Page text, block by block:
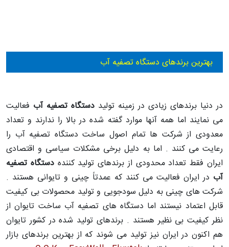
بهترین برندهای دستگاه تصفیه آب
در دنیا برندهای زیادی در زمینه تولید دستگاه تصفیه آب فعالیت
می نمایند اما همه آنها موارد گفته شده در بالا را ندارند و تعداد
معدودی از شرکت ها تمام اصول ساخت دستگاه تصفیه آب را
رعایت می کنند . اما به دلیل برخی مشکلات سیاسی و اقتصادی
ایران فقط تعداد محدودی از برندهای تولید کنندهدستگاه تصفیه
آب در ایران فعالیت می کنند که عمدتاً چینی و تایوانی هستند .
شرکت های چینی به دلیل سودجویی و تولید محصولات بی کیفیت
قابل اعتماد نیستند اما دستگاه های تصفیه آب ساخت تایوان از
نظر کیفیت بی نظیر هستند . برندهای تولید شده در کشور تایوان
هم اکنون در ایران نیز تولید می شوند که از بهترین برندهای بازار